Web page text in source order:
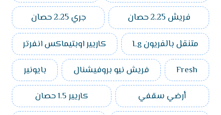
فريش 2.25 حصان
جري 2.25 حصان
متنقل بالفريون Lg
كاريير اوبتيماكس انفرتر
Fresh
فريش نيو بروفيشنال
بايونير
أرضي سقفي
كاريير 1.5 حصان